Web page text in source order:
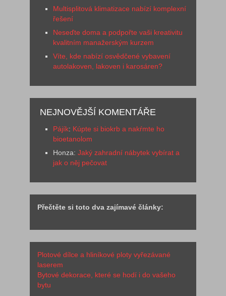
Multisplitová klimatizace nabízí komplexní
řešení
Neseďte doma a podpořte vaši kreativitu
kvalitním manažerským kurzem
Víte, kde nabízí osvědčené vybavení
autolakoven, lakoven i karosáren?
NEJNOVĚJŠÍ KOMENTÁŘE
Pájík: Kúpte si biokrb a nakŕmte ho
bioetanolom
Honza: Jaký zahradní nábytek vybírat a
jak o něj pečovat
Přečtěte si toto dva zajímavé články:
Plotové dílce a hliníkové ploty vyřezávané
laserem
Bytové dekorace, které se hodí i do vašeho
bytu